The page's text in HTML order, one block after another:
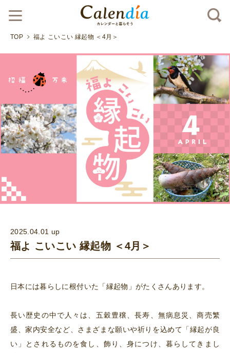
TOP 福よ こいこい 縁起物 ＜4月＞
2025.04.01 up
福よ こいこい 縁起物 ＜4月＞
日本には暮らしに根付いた「縁起物」がたくさんあります。
長い歴史の中で人々は、五穀豊穣、長寿、無病息災、商売繁
盛、家内安全など、さまざまな願いや祈りを込めて「縁起が良
い」とされるものを食し、飾り、身につけ、暮らしてきまし